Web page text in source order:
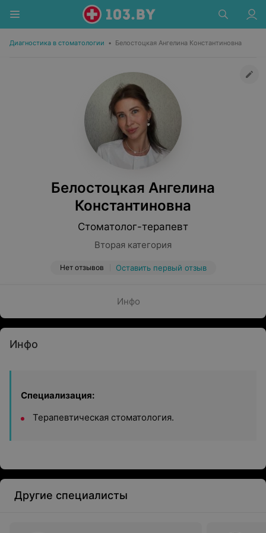
Диагностика в стоматологии • Белостоцкая Ангелина Константиновна
Белостоцкая Ангелина
Константиновна
Стоматолог-терапевт
Вторая категория
Нет отзывов Оставить первый отзыв
Инфо
Инфо
Специализация:
Терапевтическая стоматология.
Другие специалисты